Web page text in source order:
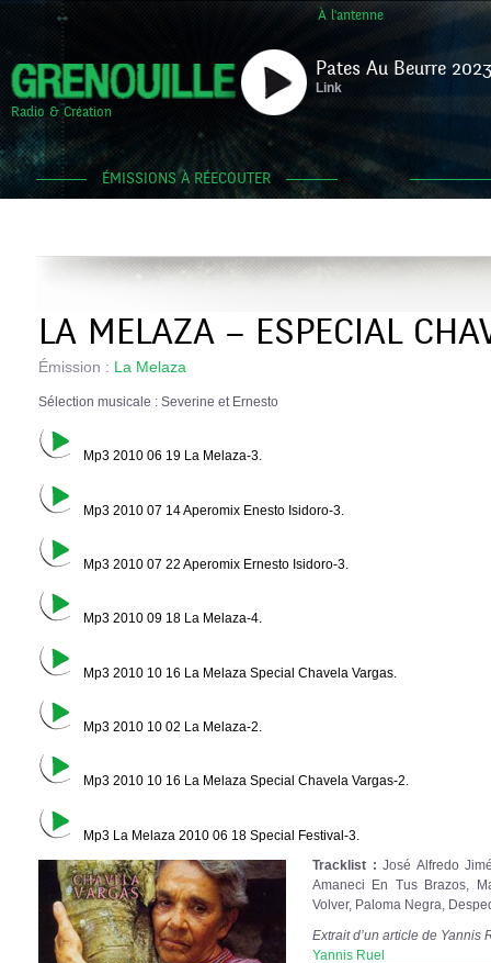
À l'antenne
Radio & Création
Pates Au Beurre
Link
ÉMISSIONS À RÉECOUTER
LA MELAZA – ESPECIAL
Émission : La Melaza
Sélection musicale : Severine et Ernesto
Mp3 2010 06 19 La Melaza-3.
Mp3 2010 07 14 Aperomix Enesto Isidoro-3.
Mp3 2010 07 22 Aperomix Ernesto Isidoro-3.
Mp3 2010 09 18 La Melaza-4.
Mp3 2010 10 16 La Melaza Special Chavela Vargas.
Mp3 2010 10 02 La Melaza-2.
Mp3 2010 10 16 La Melaza Special Chavela Vargas-2.
Mp3 La Melaza 2010 06 18 Special Festival-3.
Tracklist : José Alfredo
Amaneci En Tus Brazos,
Volver, Paloma Negra,
Extrait d’un article de Yannis
Yannis Ruel